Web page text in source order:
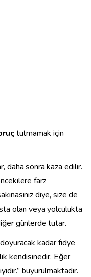
tutmamak için
daha sonra kaza edilir.
farz
diye, size de
olan veya yolculukta
günlerde tutar.
kadar fidye
kendisinedir. Eğer
buyurulmaktadır.